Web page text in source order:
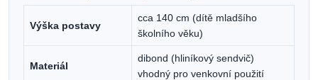
Výška postavy
cca 140 cm (dítě mladšího
školního věku)
Materiál
dibond (hliníkový sendvič)
vhodný pro venkovní použití